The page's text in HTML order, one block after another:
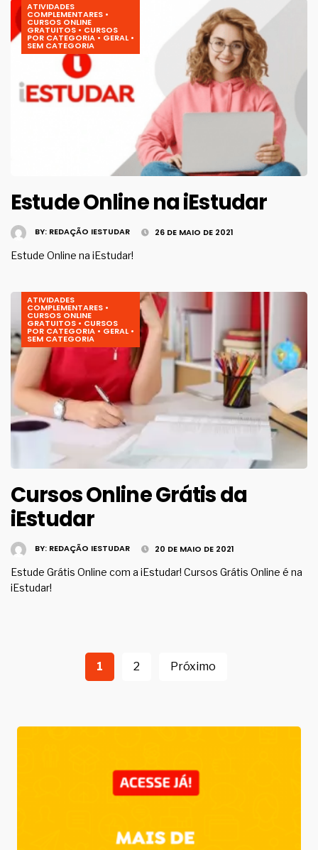
ATIVIDADES
COMPLEMENTARES •
CURSOS ONLINE
GRATUITOS • CURSOS
POR CATEGORIA • GERAL•
SEM CATEGORIA
Estude Online na iEstudar
BY: REDAÇÃO IESTUDAR 26 DE MAIO DE 2021
Estude Online na iEstudar!
ATIVIDADES
COMPLEMENTARES •
CURSOS ONLINE
GRATUITOS • CURSOS
POR CATEGORIA • GERAL•
SEM CATEGORIA
Cursos Online Grátis da
iEstudar
BY: REDAÇÃO IESTUDAR 20 DE MAIO DE 2021
Estude Grátis Online com a iEstudar! Cursos Grátis Online é na
iEstudar!
1 2 Próximo